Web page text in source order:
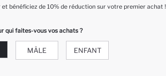
bénéficiez de 10% de réduction sur votre premier achat !
qui faites-vous vos achats ?
MÂLE ENFANT